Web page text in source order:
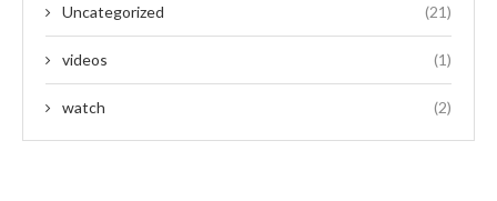
Uncategorized (21)
videos (1)
watch (2)